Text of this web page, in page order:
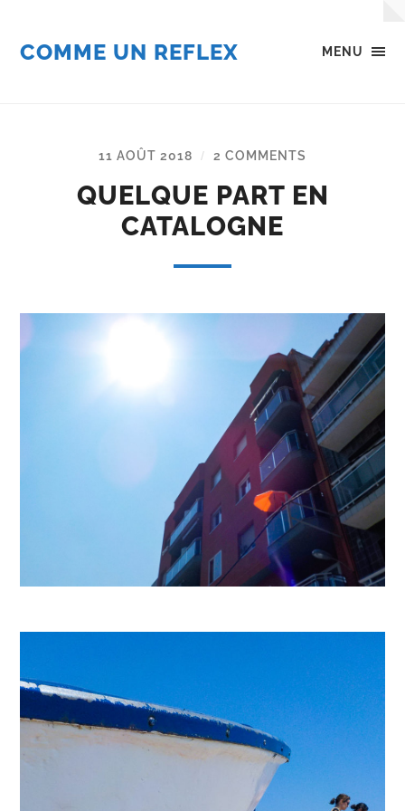
MENU
COMME UN REFLEX
11 AOÛT 2018 / 2 COMMENTS
QUELQUE PART EN
CATALOGNE